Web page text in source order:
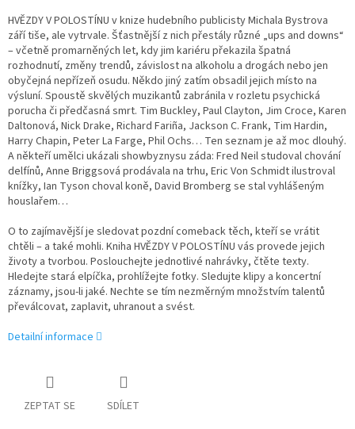
HVĚZDY V POLOSTÍNU v knize hudebního publicisty Michala Bystrova
září tiše, ale vytrvale. Šťastnější z nich přestály různé „ups and downs“
– včetně promarněných let, kdy jim kariéru překazila špatná
rozhodnutí, změny trendů, závislost na alkoholu a drogách nebo jen
obyčejná nepřízeň osudu. Někdo jiný zatím obsadil jejich místo na
výsluní. Spoustě skvělých muzikantů zabránila v rozletu psychická
porucha či předčasná smrt. Tim Buckley, Paul Clayton, Jim Croce, Karen
Daltonová, Nick Drake, Richard Fariña, Jackson C. Frank, Tim Hardin,
Harry Chapin, Peter La Farge, Phil Ochs… Ten seznam je až moc dlouhý.
A někteří umělci ukázali showbyznysu záda: Fred Neil studoval chování
delfínů, Anne Briggsová prodávala na trhu, Eric Von Schmidt ilustroval
knížky, Ian Tyson choval koně, David Bromberg se stal vyhlášeným
houslařem…
O to zajímavější je sledovat pozdní comeback těch, kteří se vrátit
chtěli – a také mohli. Kniha HVĚZDY V POLOSTÍNU vás provede jejich
životy a tvorbou. Poslouchejte jednotlivé nahrávky, čtěte texty.
Hledejte stará elpíčka, prohlížejte fotky. Sledujte klipy a koncertní
záznamy, jsou-li jaké. Nechte se tím nezměrným množstvím talentů
převálcovat, zaplavit, uhranout a svést.
Detailní informace
ZEPTAT SE SDÍLET